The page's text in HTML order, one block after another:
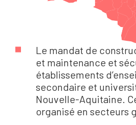
Le mandat de
et maintenance et
établissements
secondaire et
Nouvelle-Aquitaine.
organisé en secteurs